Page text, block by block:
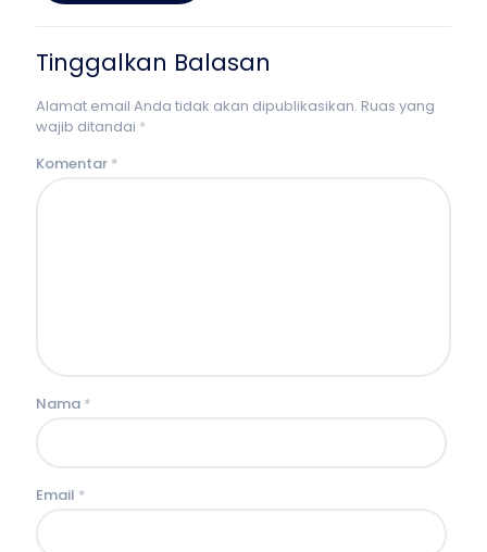
Tinggalkan Balasan
Alamat email Anda tidak akan dipublikasikan. Ruas yang
wajib ditandai *
Komentar *
Nama *
Email *